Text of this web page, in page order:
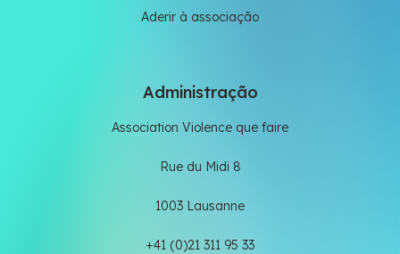
Aderir à associação
Administração
Association Violence que faire
Rue du Midi 8
1003 Lausanne
+41 (0)21 311 95 33